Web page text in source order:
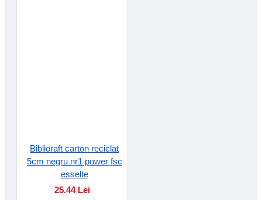
Biblioraft carton reciclat
5cm negru nr1 power fsc
esselte
25.44 Lei